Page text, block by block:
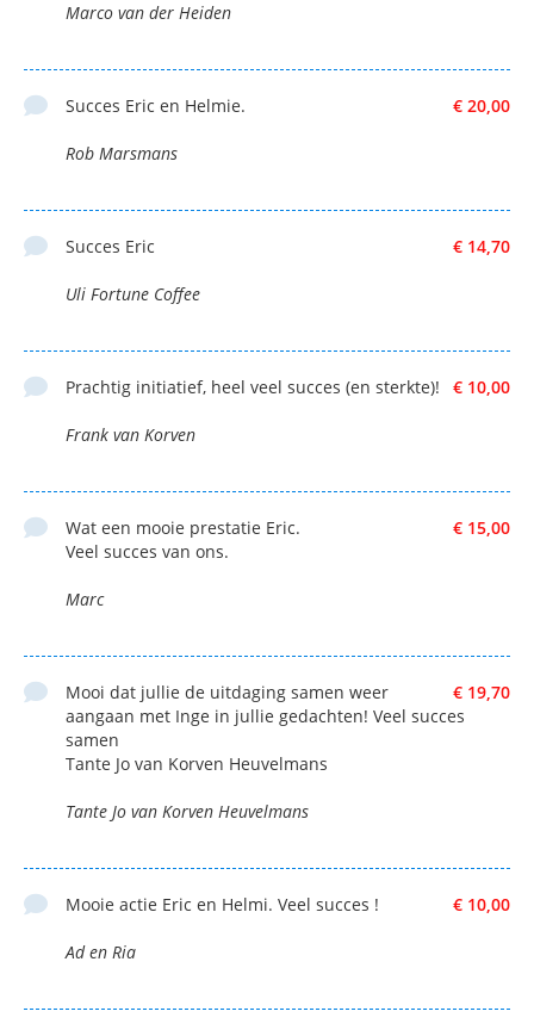
Marco van der Heiden
€ 20,00
Succes Eric en Helmie.
Rob Marsmans
€ 14,70
Succes Eric
Uli Fortune Coffee
€ 10,00
Prachtig initiatief, heel veel succes (en sterkte)!
Frank van Korven
€ 15,00
Wat een mooie prestatie Eric.
Veel succes van ons.
Marc
€ 19,70
Mooi dat jullie de uitdaging samen weer
aangaan met Inge in jullie gedachten! Veel succes
samen
Tante Jo van Korven Heuvelmans
Tante Jo van Korven Heuvelmans
€ 10,00
Mooie actie Eric en Helmi. Veel succes !
Ad en Ria